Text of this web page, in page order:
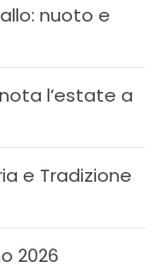
nuoto e
l’estate a
e Tradizione
2026